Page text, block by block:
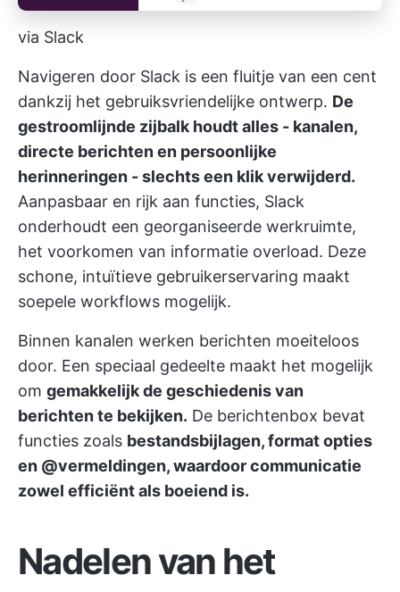
via Slack
Navigeren door Slack is een fluitje van een cent
dankzij het gebruiksvriendelijke ontwerp. De
gestroomlijnde zijbalk houdt alles - kanalen,
directe berichten en persoonlijke
herinneringen - slechts een klik verwijderd.
Aanpasbaar en rijk aan functies, Slack
onderhoudt een georganiseerde werkruimte,
het voorkomen van informatie overload. Deze
schone, intuïtieve gebruikerservaring maakt
soepele workflows mogelijk.
Binnen kanalen werken berichten moeiteloos
door. Een speciaal gedeelte maakt het mogelijk
om gemakkelijk de geschiedenis van
berichten te bekijken. De berichtenbox bevat
functies zoals bestandsbijlagen, format opties
en @vermeldingen, waardoor communicatie
zowel efficiënt als boeiend is.
Nadelen van het